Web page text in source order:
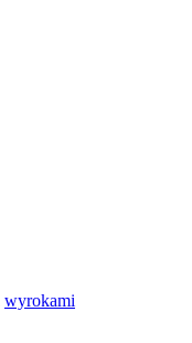
wyrokami